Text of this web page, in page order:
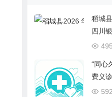
稻城
四川
目开495
“同心
费义诊公
开启592